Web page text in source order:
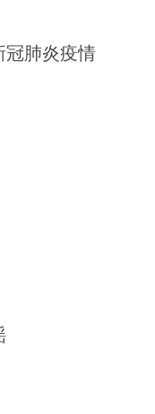
冠肺炎疫情